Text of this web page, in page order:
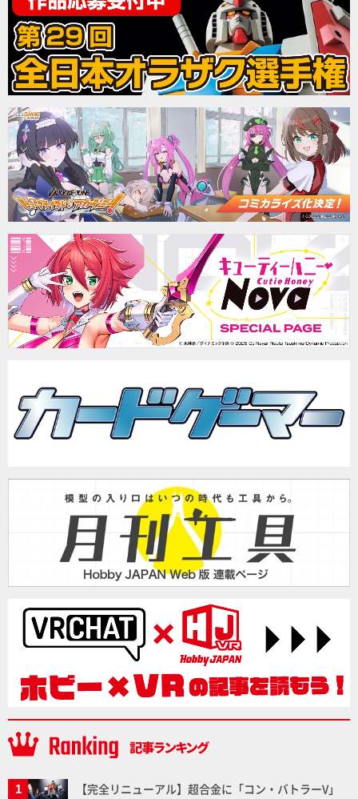
【完全リニューアル】超合金に「コン・バトラーV」